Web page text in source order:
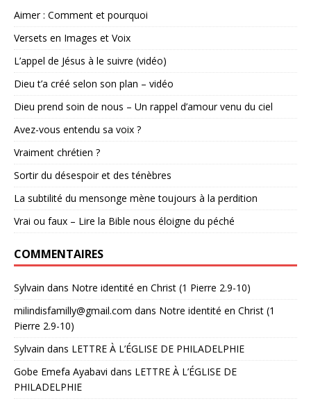
Aimer : Comment et pourquoi
Versets en Images et Voix
L’appel de Jésus à le suivre (vidéo)
Dieu t’a créé selon son plan – vidéo
Dieu prend soin de nous – Un rappel d’amour venu du ciel
Avez-vous entendu sa voix ?
Vraiment chrétien ?
Sortir du désespoir et des ténèbres
La subtilité du mensonge mène toujours à la perdition
Vrai ou faux – Lire la Bible nous éloigne du péché
COMMENTAIRES
Sylvain dans Notre identité en Christ (1 Pierre 2.9-10)
milindisfamilly@gmail.com dans Notre identité en Christ (1
Pierre 2.9-10)
Sylvain dans LETTRE À L’ÉGLISE DE PHILADELPHIE
Gobe Emefa Ayabavi dans LETTRE À L’ÉGLISE DE
PHILADELPHIE